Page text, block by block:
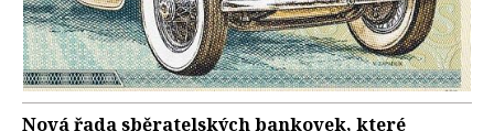
Nová řada sběratelských bankovek, které